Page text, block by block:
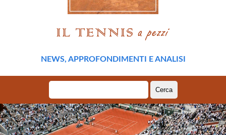
NEWS, APPROFONDIMENTI E ANALISI
per: